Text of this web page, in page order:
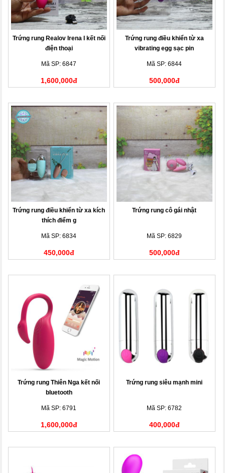
Trứng rung Realov Irena I kết nối
điện thoại
Mã SP: 6847
1,600,000đ
Trứng rung điều khiển từ xa
vibrating egg sạc pin
Mã SP: 6844
500,000đ
Trứng rung điều khiển từ xa kích
thích điểm g
Mã SP: 6834
450,000đ
Trứng rung cô gái nhật
Mã SP: 6829
500,000đ
Trứng rung Thiên Nga kết nối
bluetooth
Mã SP: 6791
1,600,000đ
Trứng rung siêu mạnh mini
Mã SP: 6782
400,000đ